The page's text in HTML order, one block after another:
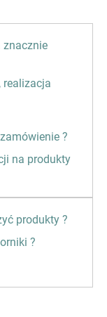
znacznie
realizacja
?
na produkty
produkty ?
?